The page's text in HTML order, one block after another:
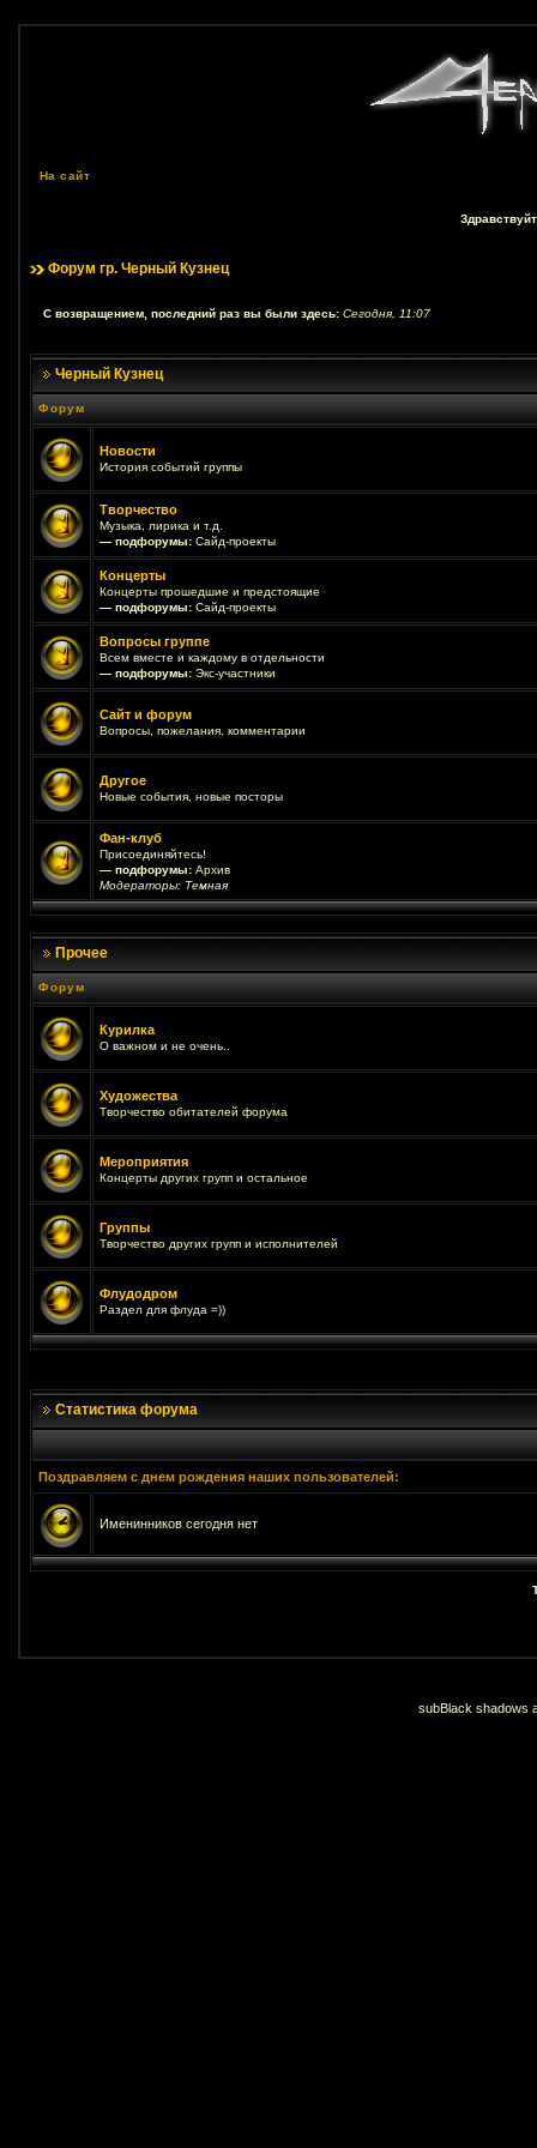
На сайт
Форум гр. Черный Кузнец
С возвращением, последний раз вы были здесь: Сегодня, 11:07
Черный Кузнец
Форум
Новости
История событий группы
Творчество
Музыка, лирика и т.д.
— подфорумы: Сайд-проекты
Концерты
Концерты прошедшие и предстоящие
— подфорумы: Сайд-проекты
Вопросы группе
Всем вместе и каждому в отдельности
— подфорумы: Экс-участники
Сайт и форум
Вопросы, пожелания, комментарии
Другое
Новые события, новые посторы
Фан-клуб
Присоединяйтесь!
— подфорумы: Архив
Модераторы: Темная
Прочее
Форум
Курилка
О важном и не очень..
Художества
Творчество обитателей форума
Мероприятия
Концерты других групп и остальное
Группы
Творчество других групп и исполнителей
Флудодром
Раздел для флуда =))
Статистика форума
Поздравляем с днем рождения наших пользователей:
Именинников сегодня нет
subBlack shadows